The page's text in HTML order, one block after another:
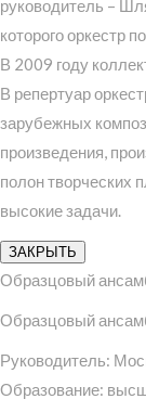
руководитель –
которого оркестр
В 2009 году
В репертуар
зарубежных
произведения,
полон творческих
высокие задачи.
ЗАКРЫТЬ
Образцовый
Образцовый
Руководитель:
Образование: